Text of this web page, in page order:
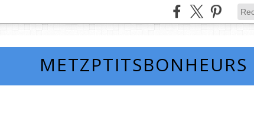
METZPTITSBONHEURS